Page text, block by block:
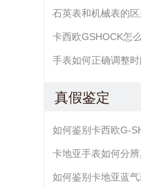
石英表和机械表的
卡西欧GSHOCK怎
手表如何正确调整
真假鉴定
如何鉴别卡西欧G-
卡地亚手表如何分
如何鉴别卡地亚蓝